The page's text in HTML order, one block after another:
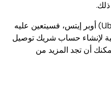
إذا كان شريكاً جديداً في (Uber Eats) أوبر إيتس، فسيتعين عليه
لإنشاء حساب شريك توصيل
أن تجد المزيد من